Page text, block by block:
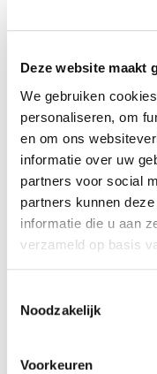
Deze website maakt
We gebruiken
personaliseren, om
en om ons
informatie over uw
partners voor social
partners kunnen
informatie die u aan
verzameld op basis
Noodzakelijk
Voorkeuren
40,8 cm
€ 170,95